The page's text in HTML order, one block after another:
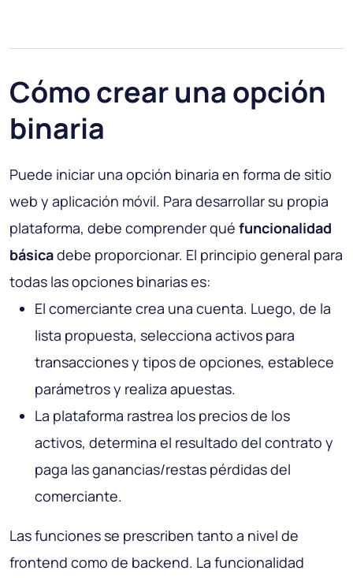
Cómo crear una opción
binaria
Puede iniciar una opción binaria en forma de sitio
web y aplicación móvil. Para desarrollar su propia
plataforma, debe comprender qué funcionalidad
básicadebe proporcionar. El principio general para
todas las opciones binarias es:
El comerciante crea una cuenta. Luego, de la
lista propuesta, selecciona activos para
transacciones y tipos de opciones, establece
parámetros y realiza apuestas.
La plataforma rastrea los precios de los
activos, determina el resultado del contrato y
paga las ganancias/restas pérdidas del
comerciante.
Las funciones se prescriben tanto a nivel de
frontend como de backend. La funcionalidad